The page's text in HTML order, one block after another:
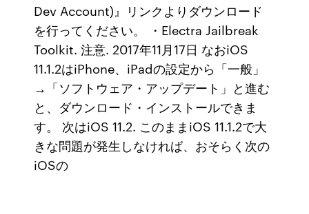
Dev Account)』リンクよりダウンロード
を行ってください。 ・Electra Jailbreak
Toolkit. 注意. 2017年11月17日 なおiOS
11.1.2はiPhone、iPadの設定から「一般」
→「ソフトウェア・アップデート」と進む
と、ダウンロード・インストールできま
す。 次はiOS 11.2. このままiOS 11.1.2で大
きな問題が発生しなければ、おそらく次の
iOSの